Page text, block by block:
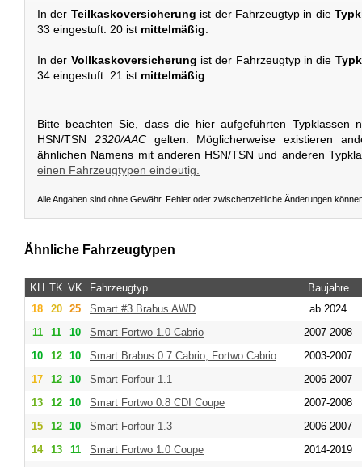
In der Teilkaskoversicherung ist der Fahrzeugtyp in die
33 eingestuft. 20 ist mittelmäßig
In der Vollkaskoversicherung ist der Fahrzeugtyp in die
34 eingestuft. 21 ist mittelmäßig.
Bitte beachten Sie, dass die hier aufgeführten Typklassen
HSN/TSN 2320/AACgelten. Möglicherweise existieren
ähnlichen Namens mit anderen HSN/TSN und anderen
einen Fahrzeugtypen eindeutig.
Alle Angaben sind ohne Gewähr. Fehler oder zwischenzeitliche Änderungen
Ähnliche Fahrzeugtypen
KH TK VK Fahrzeugtyp
Baujahre
18
20 25 Smart #3 Brabus AWD
ab 2024
11
11 10 Smart Fortwo 1.0 Cabrio
2007-2008
10
12 10 Smart Brabus 0.7 Cabrio, Fortwo Cabrio
2003-2007
17
12 10 Smart Forfour 1.1
2006-2007
13
12 10 Smart Fortwo 0.8 CDI Coupe
2007-2008
15
12 10 Smart Forfour 1.3
2006-2007
14
13 11 Smart Fortwo 1.0 Coupe
2014-2019